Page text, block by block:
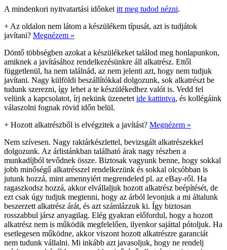
A mindenkori nyitvatartási időnket itt meg tudod nézni.
+ Az oldalon nem látom a készülékem típusát, azt is tudjátok
javítani? Megnézem »
Döntő többségben azokat a készülékeket találod meg honlapunkon,
amiknek a javításához rendelkezésünkre áll alkatrész. Ettől
függetlenül, ha nem találnád, az nem jelenti azt, hogy nem tudjuk
javítani. Nagy külföldi beszállítókkal dolgozunk, sok alkatrészt be
tudunk szerezni, így lehet a te készülékedhez valót is. Vedd fel
velünk a kapcsolatot, írj nekünk üzenetet ide kattintva, és kollégáink
válaszolni fognak rövid időn belül.
+ Hozott alkatrészből is elvégzitek a javítást? Megnézem »
Nem szívesen. Nagy raktárkészlettel, bevizsgált alkatrészekkel
dolgozunk. Az árlistánkban található árak nagy részben a
munkadíjból tevődnek össze. Biztosak vagyunk benne, hogy sokkal
jobb minőségű alkatrésszel rendelkezünk és sokkal olcsóbban is
jutunk hozzá, mint amennyiért megrendeled pl. az eBay-ről. Ha
ragaszkodsz hozzá, akkor elvállaljuk hozott alkatrész beépítését, de
ezt csak úgy tudjuk megtenni, hogy az árból levonjuk a mi általunk
beszerzett alkatrész árát, és azt számlázzuk ki. Így biztosan
rosszabbul jársz anyagilag. Elég gyakran előfordul, hogy a hozott
alkatrész nem is működik megfelelően, ilyenkor sajáttal pótoljuk. Ha
esetlegesen működne, akkor viszont hozott alkatrészre garanciát
nem tudunk vállalni. Mi inkább azt javasoljuk, hogy ne rendelj